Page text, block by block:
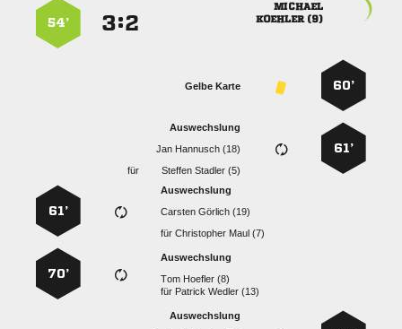

 
:
54’
60’
Gelbe Karte
61’
Auswechslung
  
für
  
Auswechslung
  
für  
61’
Auswechslung
  
für   
70’
Auswechslung